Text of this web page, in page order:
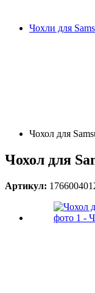
Чохли для
Чохол для
Чохол для
Артикул: